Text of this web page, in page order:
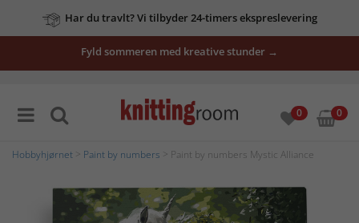
Har du travlt? Vi tilbyder 24-timers ekspreslevering
Fyld sommeren med kreative stunder →
0 0
Hobbyhjørnet Paint by numbers > Paint by numbers Mystic Alliance